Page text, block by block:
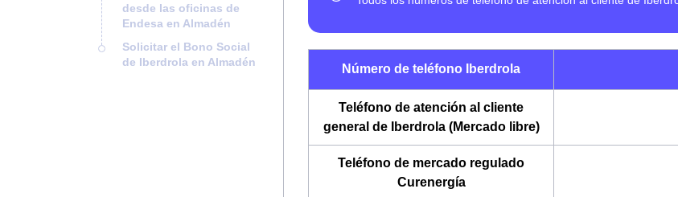
desde las oficinas de
Endesa en Almadén
Solicitar el Bono Social
de Iberdrola en Almadén
Número de teléfono Iberdrola
Teléfono de atención al cliente
general de Iberdrola (Mercado libre)
Teléfono de mercado regulado
Curenergía